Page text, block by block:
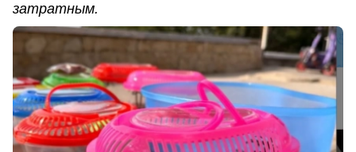
затратным.